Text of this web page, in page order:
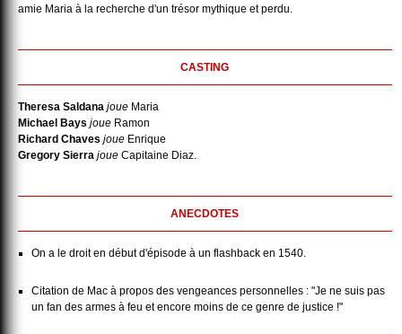
amie Maria à la recherche d'un trésor mythique et perdu.
CASTING
Theresa Saldana joue Maria
Michael Bays joue Ramon
Richard Chaves joue Enrique
Gregory Sierra joue Capitaine Diaz.
ANECDOTES
On a le droit en début d'épisode à un flashback en 1540.
Citation de Mac à propos des vengeances personnelles : "Je ne suis pas
un fan des armes à feu et encore moins de ce genre de justice !"